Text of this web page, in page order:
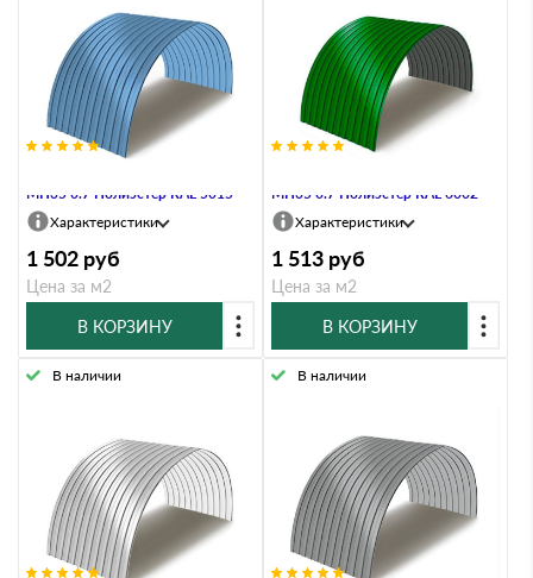
МП35 0.7 Полиэстер RAL 5015
Характеристики
1 502 руб
Цена за м2
В КОРЗИНУ
МП35 0.7 Полиэстер RAL 6002
Характеристики
1 513 руб
Цена за м2
В КОРЗИНУ
В наличии В наличии